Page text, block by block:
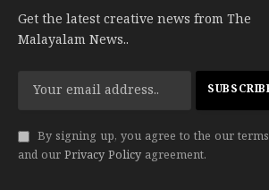
Get the latest creative news from The
Malayalam News..
By signing up, you agree to the our terms
and our Privacy Policy agreement.